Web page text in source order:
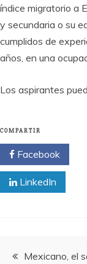
índice migratorio a
y secundaria o su
cumplidos de
años, en una
Los aspirantes
COMPARTIR
Facebook
LinkedIn
Mexicano, el